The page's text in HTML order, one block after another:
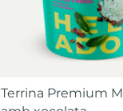
Terrina Ben&Jerry's